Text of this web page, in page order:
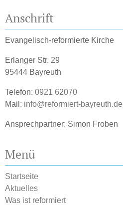
Anschrift
Evangelisch-reformierte Kirche
Erlanger Str. 29
95444 Bayreuth
Telefon: 0921 62070
Mail: info@reformiert-bayreuth.de
Ansprechpartner: Simon Froben
Menü
Startseite
Aktuelles
Was ist reformiert